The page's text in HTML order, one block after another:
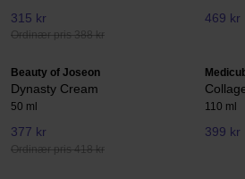
315 kr
Ordinær pris 388 kr
469 kr
Beauty of Joseon
Dynasty Cream
50 ml
377 kr
Ordinær pris 418 kr
110 ml
399 kr